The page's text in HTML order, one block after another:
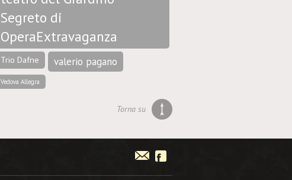
Segreto di
OperaExtravaganza
Trio Dafne valerio pagano
Vedova Allegra
Torna su